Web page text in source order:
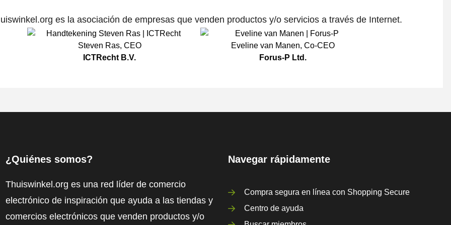
es la asociación de empresas que venden productos y/o servicios a través de Internet.
Steven Ras, CEO
ICTRecht B.V.
Eveline van Manen, Co-CEO
Forus-P Ltd.
¿Quiénes somos?
Thuiswinkel.org es una red líder de comercio
electrónico de inspiración que ayuda a las tiendas y
comercios electrónicos que venden productos y/o
Navegar rápidamente
Compra segura en línea con Shopping Secure
Centro de ayuda